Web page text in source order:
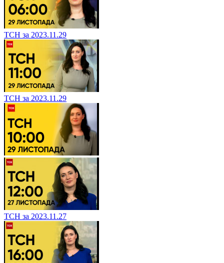
ТСН за 2023.11.29
ТСН за 2023.11.29
ТСН за 2023.11.27